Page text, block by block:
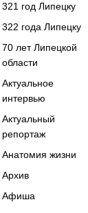
321 год Липецку
322 года Липецку
70 лет Липецкой
области
Актуальное
интервью
Актуальный
репортаж
Анатомия жизни
Архив
Афиша